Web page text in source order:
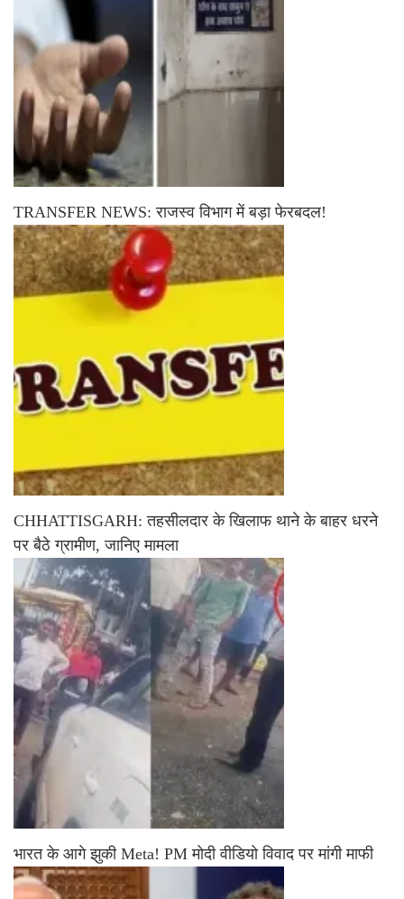
TRANSFER NEWS: राजस्व विभाग में बड़ा फेरबदल!
CHHATTISGARH: तहसीलदार के खिलाफ थाने के बाहर धरने
पर बैठे ग्रामीण, जानिए मामला
भारत के आगे झुकी Meta! PM मोदी वीडियो विवाद पर मांगी माफी